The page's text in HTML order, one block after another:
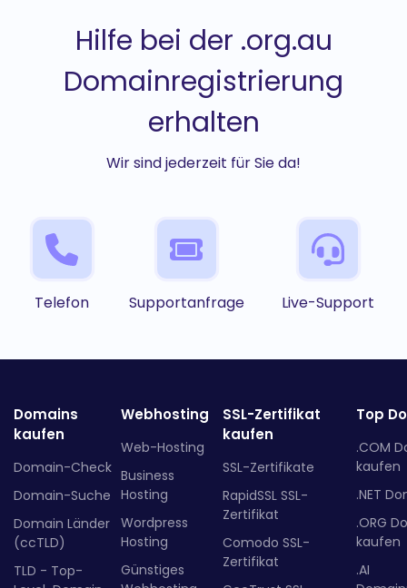
Hilfe bei der .org.au
Domainregistrierung
erhalten
Wir sind jederzeit für Sie da!
Telefon Supportanfrage Live-Support
Domains
kaufen
Domain-Check
Domain-Suche
Domain Länder
(ccTLD)
TLD - Top-
Webhosting
Web-Hosting
Business
Hosting
Wordpress
Hosting
Günstiges
SSL-Zertifikat
kaufen
SSL-Zertifikate
RapidSSL SSL-
Zertifikat
Comodo SSL-
Zertifikat
Top
.COM
kaufen
.NET
.ORG
kaufen
.AI